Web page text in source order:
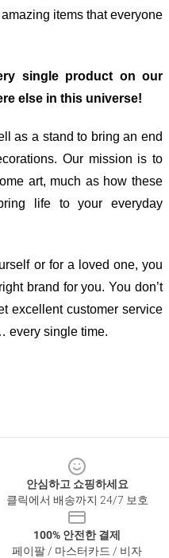
items that everyone
single product on our
else in this universe!
as a stand to bring an end
Our mission is to
art, much as how these
life to your everyday
or for a loved one, you
brand for you. You don’t
excellent customer service
every single time.
안심하고 쇼핑하세요
클릭에서 배송까지 24/7 보호
100% 안전한 결제
페이팔 / 마스터카드 / 비자